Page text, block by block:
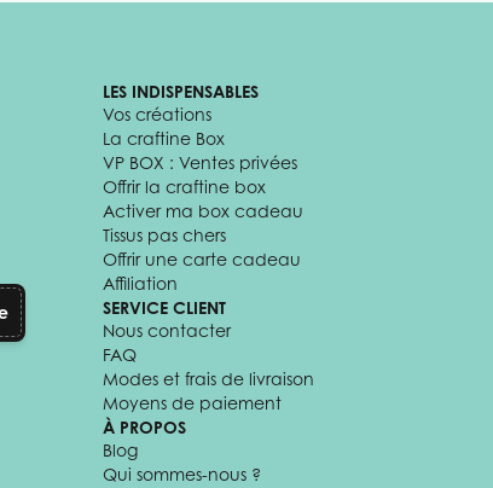
LES INDISPENSABLES
Vos créations
La craftine Box
VP BOX : Ventes privées
Offrir la craftine box
Activer ma box cadeau
Tissus pas chers
Offrir une carte cadeau
Affiliation
SERVICE CLIENT
Nous contacter
FAQ
Modes et frais de livraison
Moyens de paiement
À PROPOS
Blog
Qui sommes-nous ?